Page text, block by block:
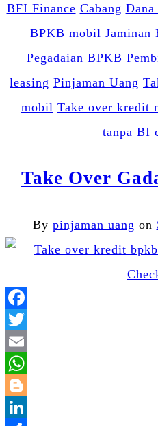
BFI Finance Cabang Dana
BPKB mobil Jaminan
Pegadaian BPKB
leasing Pinjaman Uang
mobil Take over kredit
tanpa BI
Take Over
By pinjaman uang on